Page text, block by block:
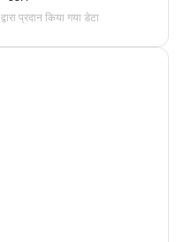
द्वारा प्रदान किया गया डेटा